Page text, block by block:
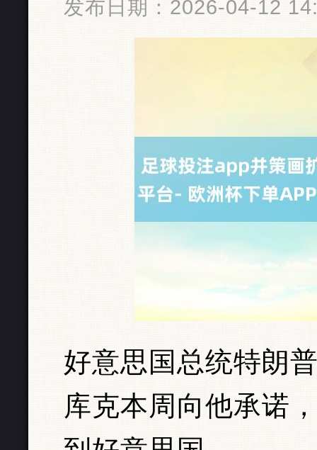
发布日期：2026-04-12
好意思国总统特朗
库克本周向他承诺